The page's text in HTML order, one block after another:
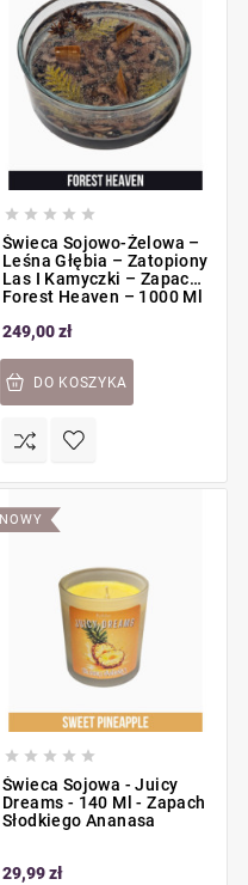
    
Świeca Sojowo-Żelowa –
Leśna Głębia – Zatopiony
Las I Kamyczki – Zapach
Forest Heaven – 1000 Ml
249,00 zł
DO KOSZYKA
NOWY
    
Świeca Sojowa - Juicy
Dreams - 140 Ml - Zapach
Słodkiego Ananasa
29,99 zł